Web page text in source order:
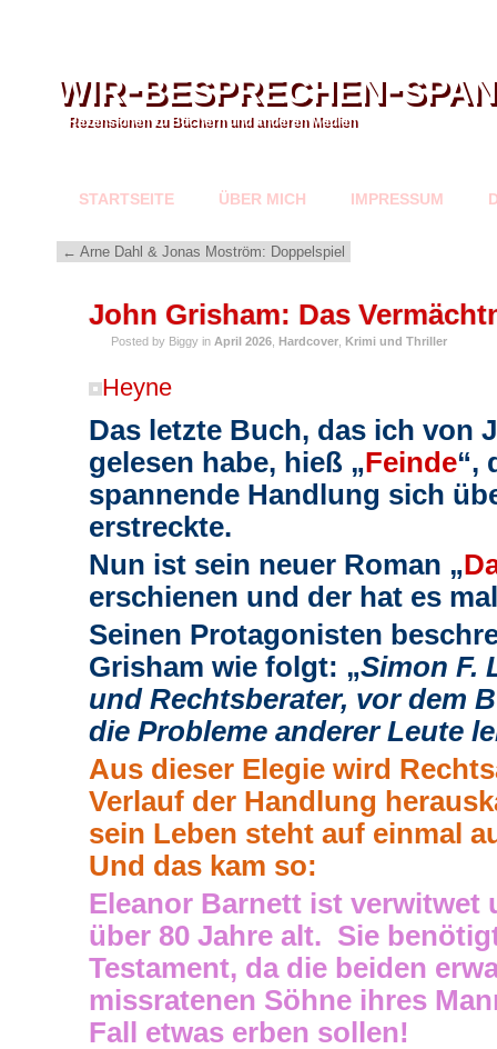
wir-besprechen-
Rezensionen zu Büchern und anderen Medien
STARTSEITE ÜBER MICH IMPRESSUM
← Arne Dahl & Jonas Moström: Doppelspiel
John Grisham: Das
Posted by Biggy in April 2026 Hardcover Krimi und Thriller
Heyne
Das letzte Buch, das ich von
gelesen habe, hieß „Feinde“,
spannende Handlung sich
erstreckte.
Nun ist sein neuer Roman „
erschienen und der hat es
Seinen Protagonisten
Grisham wie folgt: „Simon F.
und Rechtsberater, vor dem
die Probleme anderer Leute
Aus dieser Elegie wird
Verlauf der Handlung
sein Leben steht auf einmal
Und das kam so:
Eleanor Barnett ist verwitwet
über 80 Jahre alt. Sie
Testament, da die beiden
missratenen Söhne ihres
Fall etwas erben sollen!